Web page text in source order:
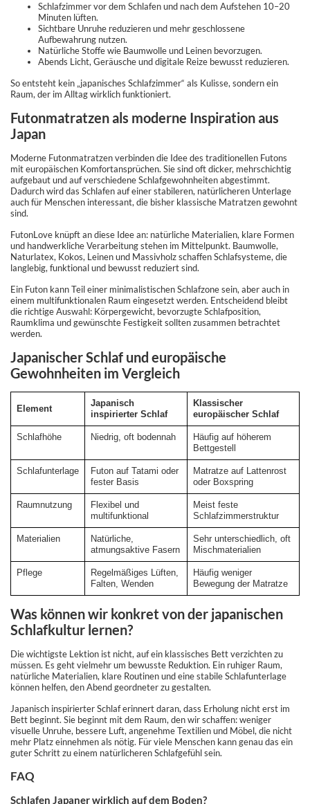
Schlafzimmer vor dem Schlafen und nach dem Aufstehen 10–20
Minuten lüften.
Sichtbare Unruhe reduzieren und mehr geschlossene
Aufbewahrung nutzen.
Natürliche Stoffe wie Baumwolle und Leinen bevorzugen.
Abends Licht, Geräusche und digitale Reize bewusst reduzieren.
So entsteht kein „japanisches Schlafzimmer“ als Kulisse, sondern ein
Raum, der im Alltag wirklich funktioniert.
Futonmatratzen als moderne Inspiration aus
Japan
Moderne Futonmatratzen verbinden die Idee des traditionellen Futons
mit europäischen Komfortansprüchen. Sie sind oft dicker, mehrschichtig
aufgebaut und auf verschiedene Schlafgewohnheiten abgestimmt.
Dadurch wird das Schlafen auf einer stabileren, natürlicheren Unterlage
auch für Menschen interessant, die bisher klassische Matratzen gewohnt
sind.
FutonLove knüpft an diese Idee an: natürliche Materialien, klare Formen
und handwerkliche Verarbeitung stehen im Mittelpunkt. Baumwolle,
Naturlatex, Kokos, Leinen und Massivholz schaffen Schlafsysteme, die
langlebig, funktional und bewusst reduziert sind.
Ein Futon kann Teil einer minimalistischen Schlafzone sein, aber auch in
einem multifunktionalen Raum eingesetzt werden. Entscheidend bleibt
die richtige Auswahl: Körpergewicht, bevorzugte Schlafposition,
Raumklima und gewünschte Festigkeit sollten zusammen betrachtet
werden.
Japanischer Schlaf und europäische
Gewohnheiten im Vergleich
Element
Japanisch
inspirierter Schlaf
Klassischer
europäischer Schlaf
Schlafhöhe Niedrig, oft bodennah
Häufig auf höherem
Bettgestell
Schlafunterlage
Futon auf Tatami oder
fester Basis
Matratze auf Lattenrost
oder Boxspring
Raumnutzung
Flexibel und
multifunktional
Meist feste
Schlafzimmerstruktur
Materialien
Natürliche,
atmungsaktive Fasern
Sehr unterschiedlich, oft
Mischmaterialien
Pflege
Regelmäßiges Lüften,
Falten, Wenden
Häufig weniger
Bewegung der Matratze
Was können wir konkret von der japanischen
Schlafkultur lernen?
Die wichtigste Lektion ist nicht, auf ein klassisches Bett verzichten zu
müssen. Es geht vielmehr um bewusste Reduktion. Ein ruhiger Raum,
natürliche Materialien, klare Routinen und eine stabile Schlafunterlage
können helfen, den Abend geordneter zu gestalten.
Japanisch inspirierter Schlaf erinnert daran, dass Erholung nicht erst im
Bett beginnt. Sie beginnt mit dem Raum, den wir schaffen: weniger
visuelle Unruhe, bessere Luft, angenehme Textilien und Möbel, die nicht
mehr Platz einnehmen als nötig. Für viele Menschen kann genau das ein
guter Schritt zu einem natürlicheren Schlafgefühl sein.
FAQ
Schlafen Japaner wirklich auf dem Boden?